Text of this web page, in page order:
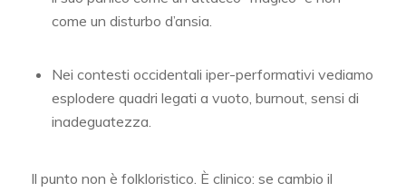
come un disturbo d’ansia.
Nei contesti occidentali iper-performativi vediamo
esplodere quadri legati a vuoto, burnout, sensi di
inadeguatezza.
Il punto non è folkloristico. È clinico: se cambio il